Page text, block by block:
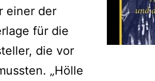
einer der
für die
die vor
„Hölle